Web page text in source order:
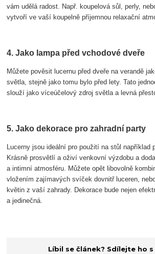
vám udělá radost. Např. koupelová sůl, perly,
vytvoří ve vaší koupelně příjemnou relaxační
4. Jako lampa před vchodové dveře
Můžete pověsit lucernu před dveře na verandě
světla, stejně jako tomu bylo před lety. Tato
slouží jako víceúčelový zdroj světla a levná
5. Jako dekorace pro zahradní party
Lucerny jsou ideální pro použití na stůl například
Krásně prosvětlí a oživí venkovní výzdobu a
a intimní atmosféru. Můžete opět libovolně
vložením zajímavých svíček dovnitř luceren,
květin z vaší zahrady. Dekorace bude nejen
a jedinečná.
Líbil se článek? Sdílejte ho